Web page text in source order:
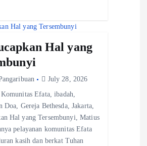
Hal yang
July 28, 2026
Efata, ibadah,
Doa, Gereja Bethesda, Jakarta,
Hal yang Tersembunyi, Matius
pelayanan komunitas Efata
kasih dan berkat Tuhan